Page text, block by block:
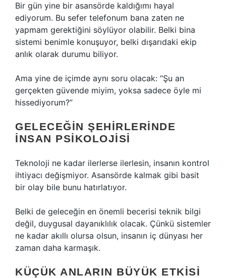
Bir gün yine bir asansörde kaldığımı hayal
ediyorum. Bu sefer telefonum bana zaten ne
yapmam gerektiğini söylüyor olabilir. Belki bina
sistemi benimle konuşuyor, belki dışarıdaki ekip
anlık olarak durumu biliyor.
Ama yine de içimde aynı soru olacak: “Şu an
gerçekten güvende miyim, yoksa sadece öyle mi
hissediyorum?”
GELECEĞIN ŞEHIRLERINDE
INSAN PSIKOLOJISI
Teknoloji ne kadar ilerlerse ilerlesin, insanın kontrol
ihtiyacı değişmiyor. Asansörde kalmak gibi basit
bir olay bile bunu hatırlatıyor.
Belki de geleceğin en önemli becerisi teknik bilgi
değil, duygusal dayanıklılık olacak. Çünkü sistemler
ne kadar akıllı olursa olsun, insanın iç dünyası her
zaman daha karmaşık.
KÜÇÜK ANLARIN BÜYÜK ETKISI